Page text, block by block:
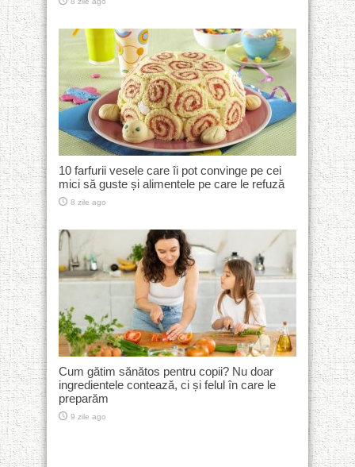
10 farfurii vesele care îi pot convinge pe cei
mici să guste și alimentele pe care le refuză
8 zile ago
Cum gătim sănătos pentru copii? Nu doar
ingredientele contează, ci și felul în care le
preparăm
9 zile ago